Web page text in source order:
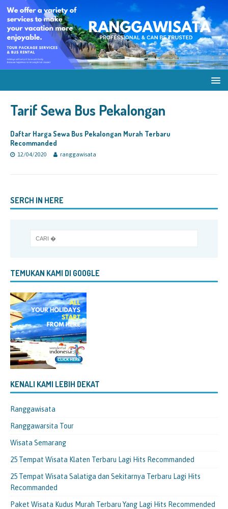
Tarif Sewa Bus Pekalongan
Daftar Harga Sewa Bus Pekalongan Murah Terbaru
Recommanded
12/04/2020 ranggawisata
SERCH IN HERE
TEMUKAN KAMI DI GOOGLE
KENALI KAMI LEBIH DEKAT
Ranggawisata
Ranggawarsita Tour
Wisata Semarang
25 Tempat Wisata Klaten Terbaru Lagi Hits Recommanded
25 Tempat Wisata Salatiga dan Sekitarnya Terbaru Lagi Hits
Recommanded
Paket Wisata Kudus Murah Terbaru Yang Lagi Hits Recommended